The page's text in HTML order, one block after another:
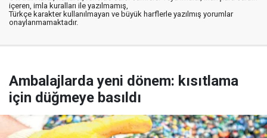
içeren, imla kuralları ile yazılmamış,
Türkçe karakter kullanılmayan ve büyük harflerle yazılmış yorumlar
onaylanmamaktadır.
Ambalajlarda yeni dönem: kısıtlama
için düğmeye basıldı